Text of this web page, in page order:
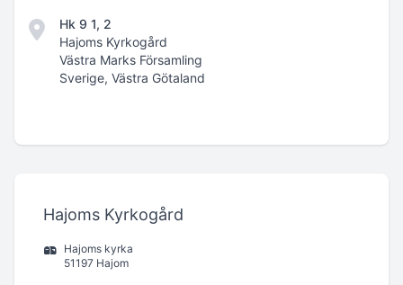
Hk 9 1, 2
Hajoms Kyrkogård
Västra Marks Församling
Sverige, Västra Götaland
Hajoms Kyrkogård
Hajoms kyrka
51197 Hajom